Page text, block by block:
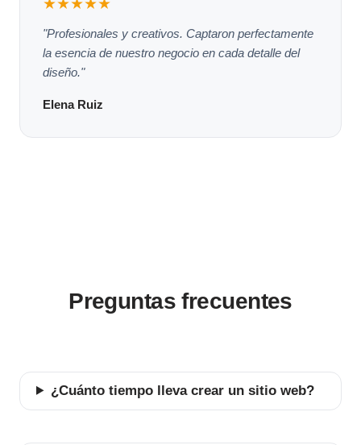
★★★★★
"Profesionales y creativos. Captaron perfectamente
la esencia de nuestro negocio en cada detalle del
diseño."
Elena Ruiz
Preguntas frecuentes
¿Cuánto tiempo lleva crear un sitio web?